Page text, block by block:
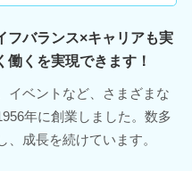
フバランス×キャリアも実
くを実現できます！
イベントなど、さまざまな
年に創業しました。数多
、成長を続けています。